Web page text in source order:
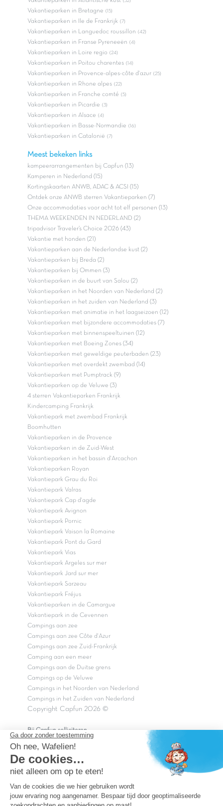
(32)
Vakantieparken in Bretagne (15)
Vakantieparken in Ile de Frankrijk (7)
Vakantieparken in Languedoc roussillon (42)
Vakantieparken in Franse Pyreneeën (4)
Vakantieparken in Loire regio (24)
Vakantieparken in Poitou charentes (14)
Vakantieparken in Provence-alpes-côte d'azur (25)
Vakantieparken in Rhone alpes (22)
Vakantieparken in Franche comté (5)
Vakantieparken in Picardie (3)
Vakantieparken in Alsace (4)
Vakantieparken in Basse-Normandie (16)
Vakantieparken in Catalonië (7)
Meest bekeken links
kampeerarrangementen bij Capfun (13)
Kamperen in Nederland (15)
Kortingskaarten ANWB, ADAC & ACSI (15)
Ontdek onze ANWB sterren Vakantieparken (7)
Onze accommodaties voor acht tot elf personen (13)
THEMA WEEKENDEN IN NEDERLAND (2)
tripadvisor Traveler’s Choice 2026 (43)
Vakantie met honden (21)
Vakantieparken aan de Nederlandse kust (2)
Vakantieparken bij Breda (2)
Vakantieparken bij Ommen (3)
Vakantieparken in de buurt van Salou (2)
Vakantieparken in het Noorden van Nederland (2)
Vakantieparken in het zuiden van Nederland (3)
Vakantieparken met animatie in het laagseizoen (12)
Vakantieparken met bijzondere accommodaties (7)
Vakantieparken met binnenspeeltuinen (12)
Vakantieparken met Boeing Zones (34)
Vakantieparken met geweldige peuterbaden (23)
Vakantieparken met overdekt zwembad (14)
Vakantieparken met Pumptrack (9)
Vakantieparken op de Veluwe (3)
4 sterren Vakantieparken Frankrijk
Kindercamping Frankrijk
Vakantiepark met zwembad Frankrijk
Boomhutten
Vakantieparken in de Provence
Vakantieparken in de Zuid-West
Vakantieparken in het bassin d'Arcachon
Vakantieparken Royan
Vakantiepark Grau du Roi
Vakantiepark Valras
Vakantiepark Cap d'agde
Vakantiepark Avignon
Vakantiepark Pornic
Vakantiepark Vaison la Romaine
Vakantiepark Pont du Gard
Vakantiepark Vias
Vakantiepark Argeles sur mer
Vakantiepark Jard sur mer
Vakantiepark Sarzeau
Vakantiepark Fréjus
Vakantieparken in de Camargue
Vakantiepark in de Cevennen
Campings aan zee
Campings aan zee Côte d'Azur
Campings aan zee Zuid-Frankrijk
Camping aan een meer
Campings aan de Duitse grens
Campings op de Veluwe
Campings in het Noorden van Nederland
Campings in het Zuiden van Nederland
Copyright Capfun 2026 ©
Bij Capfun solliciteren
Dutchbox Vakantiepark
Superdeals
Capfun in de media
Carabouille.nl
Wettelijke bepalingen
Algemene reisvoorwaarden